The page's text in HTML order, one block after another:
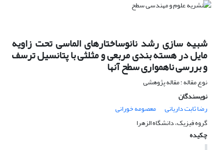
شبیه سازی رشد نانوساختارهای الماسی تحت زاویه
مایل در هسته بندی مربعی و مثلثی با پتانسیل ترسف
و بررسی ناهمواری سطح آنها
نوع مقاله : مقاله پژوهشی
نویسندگان
رضا ثابت داریانی
معصومه خورانی
گروه فیزیک، دانشگاه الزهرا
چکیده